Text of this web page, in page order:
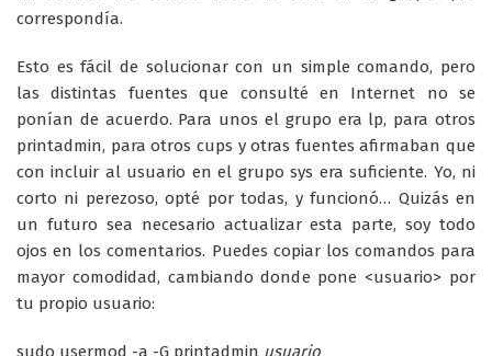
correspondía.
Esto es fácil de solucionar con un simple comando, pero
las distintas fuentes que consulté en Internet no se
ponían de acuerdo. Para unos el grupo era lp, para otros
printadmin, para otros cups y otras fuentes afirmaban que
con incluir al usuario en el grupo sys era suficiente. Yo, ni
corto ni perezoso, opté por todas, y funcionó… Quizás en
un futuro sea necesario actualizar esta parte, soy todo
ojos en los comentarios. Puedes copiar los comandos para
mayor comodidad, cambiando donde pone <usuario> por
tu propio usuario:
sudo usermod -a -G printadmin usuario